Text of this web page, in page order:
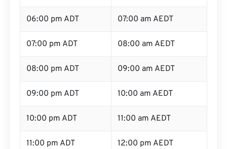
06:00 pm ADT 07:00 am AEDT
07:00 pm ADT 08:00 am AEDT
08:00 pm ADT 09:00 am AEDT
09:00 pm ADT 10:00 am AEDT
10:00 pm ADT 11:00 am AEDT
11:00 pm ADT
12:00 pm AEDT